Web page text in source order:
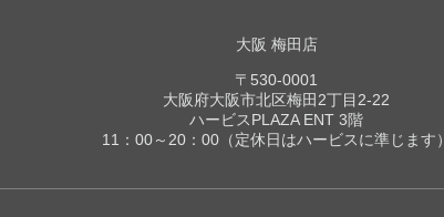
大阪 梅田店
〒530-0001
大阪府大阪市北区梅田2丁目2-22
ハービスPLAZA ENT 3階
11：00～20：00（定休日はハービスに準じます）